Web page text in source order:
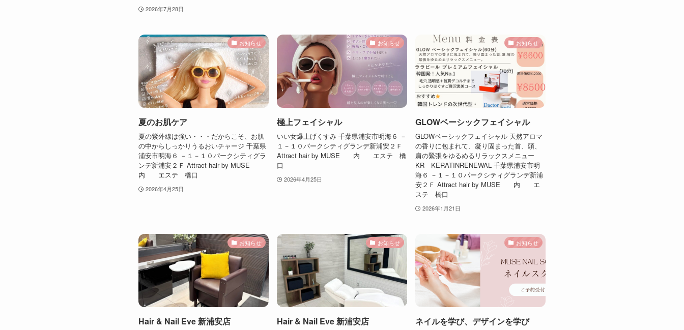
2026年7月28日
お知らせ
夏のお肌ケア
夏の紫外線は強い・・・だからこそ、お肌
の中からしっかりうるおいチャージ 千葉県
浦安市明海６ －１－１０パークシティグラ
ンデ新浦安２Ｆ Attract hair by MUSE
内 エステ 橋口
2026年4月25日
お知らせ
極上フェイシャル
いい女爆上げくすみ 千葉県浦安市明海６ －
１－１０パークシティグランデ新浦安２Ｆ
Attract hair by MUSE 内 エステ 橋
口
2026年4月25日
お知らせ
GLOWベーシックフェイシャル
GLOWベーシックフェイシャル 天然アロマ
の香りに包まれて、凝り固まった首、頭、
肩の緊張をゆるめるリラックスメニュー
KR KERATINRENEWAL 千葉県浦安市明
海６ －１－１０パークシティグランデ新浦
安２Ｆ Attract hair by MUSE 内 エ
ステ 橋口
2026年1月21日
お知らせ
Hair & Nail Eve 新浦安店
お知らせ
Hair & Nail Eve 新浦安店
お知らせ
ネイルを学び、デザインを学び